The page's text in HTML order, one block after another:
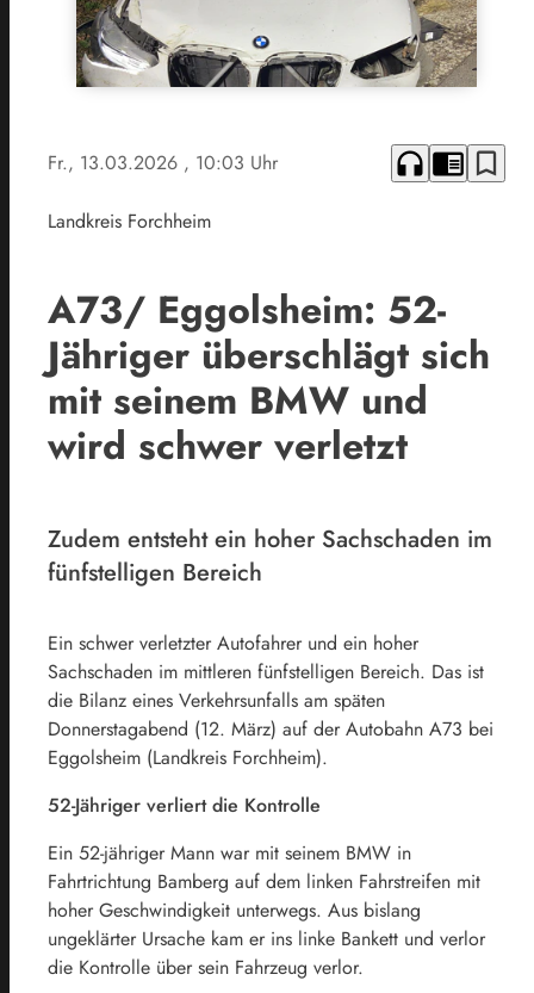
Fr., 13.03.2026 , 10:03 Uhr headphones chrome_reader_mode bookmark_border
Landkreis Forchheim
A73/ Eggolsheim: 52-
Jähriger überschlägt sich
mit seinem BMW und
wird schwer verletzt
Zudem entsteht ein hoher Sachschaden im
fünfstelligen Bereich
Ein schwer verletzter Autofahrer und ein hoher
Sachschaden im mittleren fünfstelligen Bereich. Das ist
die Bilanz eines Verkehrsunfalls am späten
Donnerstagabend (12. März) auf der Autobahn A73 bei
Eggolsheim (Landkreis Forchheim).
52-Jähriger verliert die Kontrolle
Ein 52-jähriger Mann war mit seinem BMW in
Fahrtrichtung Bamberg auf dem linken Fahrstreifen mit
hoher Geschwindigkeit unterwegs. Aus bislang
ungeklärter Ursache kam er ins linke Bankett und verlor
die Kontrolle über sein Fahrzeug verlor.